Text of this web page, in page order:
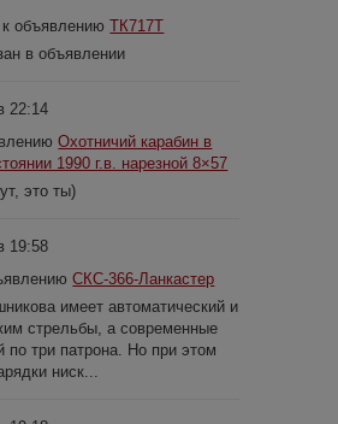
, к объявлениюТК717Т
в объявлении
22:14
Охотничий карабин в
1990 г.в. нарезной 8×57
это ты)
19:58
СКС-366-Ланкастер
имеет автоматический и
стрельбы, а современные
по три патрона. Но при этом
ниск...